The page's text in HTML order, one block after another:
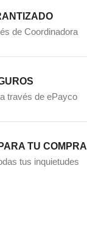
de Coordinadora
través de ePayco
TU COMPRA
tus inquietudes